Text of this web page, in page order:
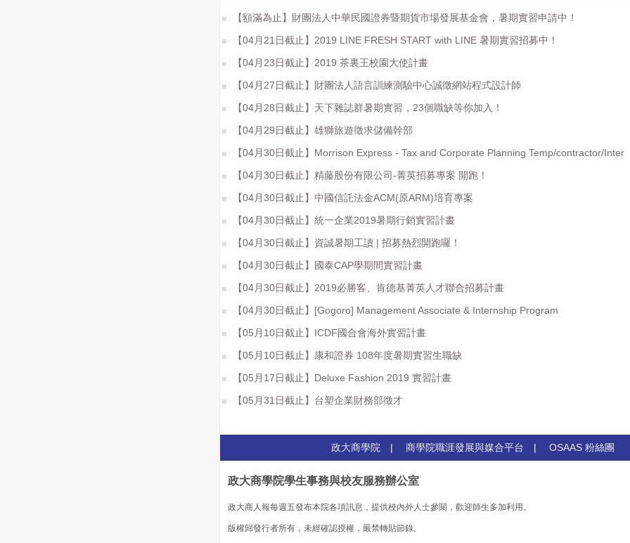
【額滿為止】財團法人中華民國證券暨期貨市場發展基金會，暑期實習申請中！
【04月21日截止】2019 LINE FRESH START with LINE 暑期實習招募中！
【04月23日截止】2019 茶裏王校園大使計畫
【04月27日截止】財團法人語言訓練測驗中心誠徵網站程式設計師
【04月28日截止】天下雜誌群暑期實習，23個職缺等你加入！
【04月29日截止】雄獅旅遊徵求儲備幹部
【04月30日截止】Morrison Express - Tax and Corporate Planning Temp/contractor/Inter
【04月30日截止】精藤股份有限公司-菁英招募專案 開跑！
【04月30日截止】中國信託法金ACM(原ARM)培育專案
【04月30日截止】統一企業2019暑期行銷實習計畫
【04月30日截止】資誠暑期工讀 | 招募熱烈開跑囉！
【04月30日截止】國泰CAP學期間實習計畫
【04月30日截止】2019必勝客、肯德基菁英人才聯合招募計畫
【04月30日截止】[Gogoro] Management Associate & Internship Program
【05月10日截止】ICDF國合會海外實習計畫
【05月10日截止】康和證券 108年度暑期實習生職缺
【05月17日截止】Deluxe Fashion 2019 實習計畫
【05月31日截止】台塑企業財務部徵才
政大商學院 | 商學院職涯發展與媒合平台 | OSAAS 粉絲團
政大商學院學生事務與校友服務辦公室
政大商人報每週五發布本院各項訊息，提供校內外人士參閱，歡迎師生多加利用。
版權歸發行者所有，未經確認授權，嚴禁轉貼節錄。